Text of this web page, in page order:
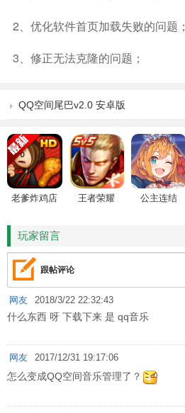
2、优化软件首页加载失败的问题；
3、修正无法克隆的问题；
QQ空间尾巴v2.0 安卓版
老爹炸鸡店
王者荣耀 公主连结
玩家留言
跟帖评论
网友 2018/3/22 22:32:43
什么东西 呀 下载下来 是 qq音乐
网友 2017/12/31 19:17:06
怎么变成QQ空间音乐管理了？